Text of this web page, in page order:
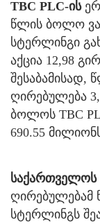
TBC PLC-ის
წლის ბოლო
სტერლინგი
აქცია 12,98
შესაბამისად,
ღირებულება
ბოლოს TBC
690.55
საქართველოს
ღირებულებამ
სტერლინგს